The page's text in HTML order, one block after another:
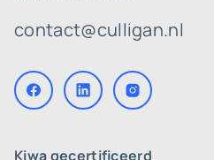
contact@culligan.nl
Kiwa gecertificeerd